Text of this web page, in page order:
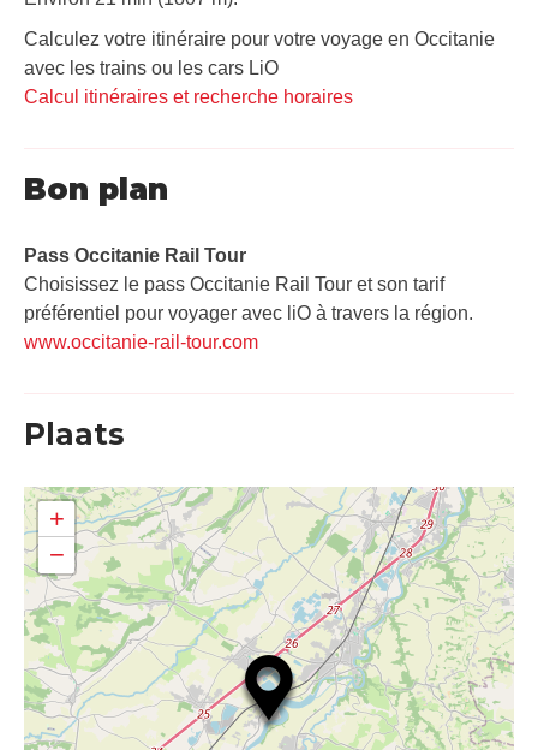
Calculez votre itinéraire pour votre voyage en Occitanie
avec les trains ou les cars LiO
Calcul itinéraires et recherche horaires
Bon plan
Pass Occitanie Rail Tour​
Choisissez le pass Occitanie Rail Tour et son tarif
préférentiel pour voyager avec liO à travers la région.
www.occitanie-rail-tour.com
Plaats
+
−